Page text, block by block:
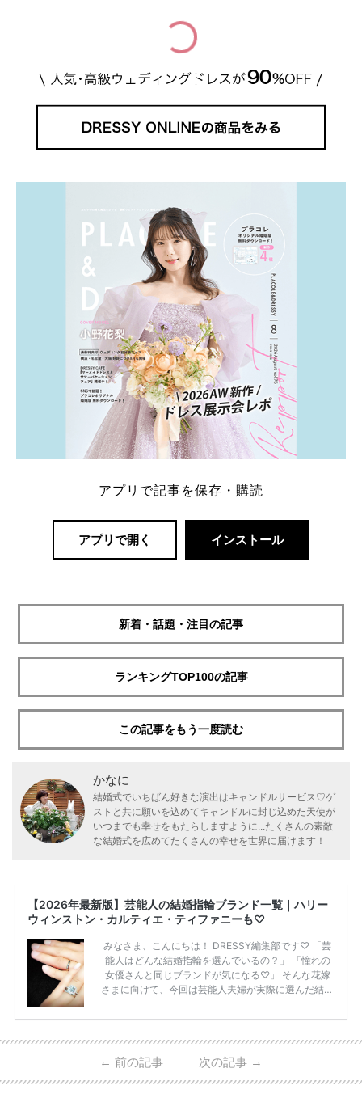
アプリで記事を保存・購読
アプリで開く インストール
新着・話題・注目の記事
ランキングTOP100の記事
この記事をもう一度読む
かなに
結婚式でいちばん好きな演出はキャンドルサービス♡ゲ
ストと共に願いを込めてキャンドルに封じ込めた天使が
いつまでも幸せをもたらしますように...たくさんの素敵
な結婚式を広めてたくさんの幸せを世界に届けます！
【2026年最新版】芸能人の結婚指輪ブランド一覧｜ハリー
ウィンストン・カルティエ・ティファニーも♡
みなさま、こんにちは！ DRESSY編集部です♡ 「芸
能人はどんな結婚指輪を選んでいるの？」 「憧れの
女優さんと同じブランドが気になる♡」 そんな花嫁
さまに向けて、今回は芸能人夫婦が実際に選んだ結婚
ーウィンストンやカルティエ、ティファニーなど世界
日本で人気のブランドまで幅広くご紹介。 さらに、
・愛用している芸能人夫婦 ・リングの特徴や魅力 ・
← 前の記事 次の記事 →